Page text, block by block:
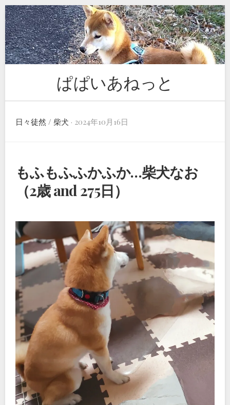
Skip
to
content
ぱぱいあねっと
日々徒然 / 柴犬 · 2024年10月16日
もふもふふかふか…柴犬なお
（2歳 and 275日）